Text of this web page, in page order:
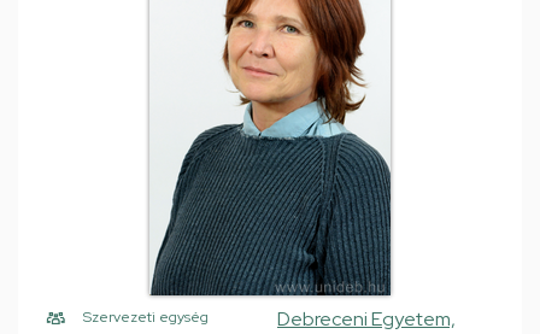
Szervezeti egység
Debreceni Egyetem,